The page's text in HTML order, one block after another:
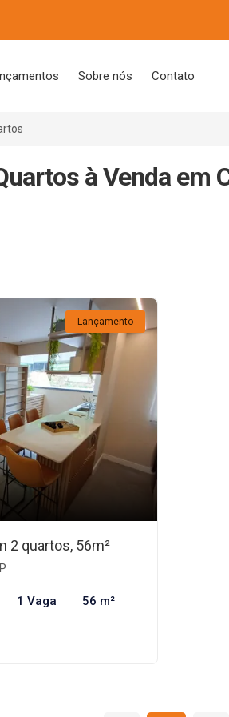
Sobre nós Contato
à Venda em
Lançamento
2 quartos, 56m²
1 Vaga 56 m²